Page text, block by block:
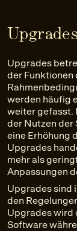
Upgrades
der Funktionen
werden häufig
weiter gefasst.
der Nutzen der
eine Erhöhung
Upgrades
mehr als
Anpassungen
Upgrades sind
den
Upgrades wird
Software